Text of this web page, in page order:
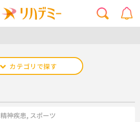
カテゴリで探す
精神疾患, スポーツ